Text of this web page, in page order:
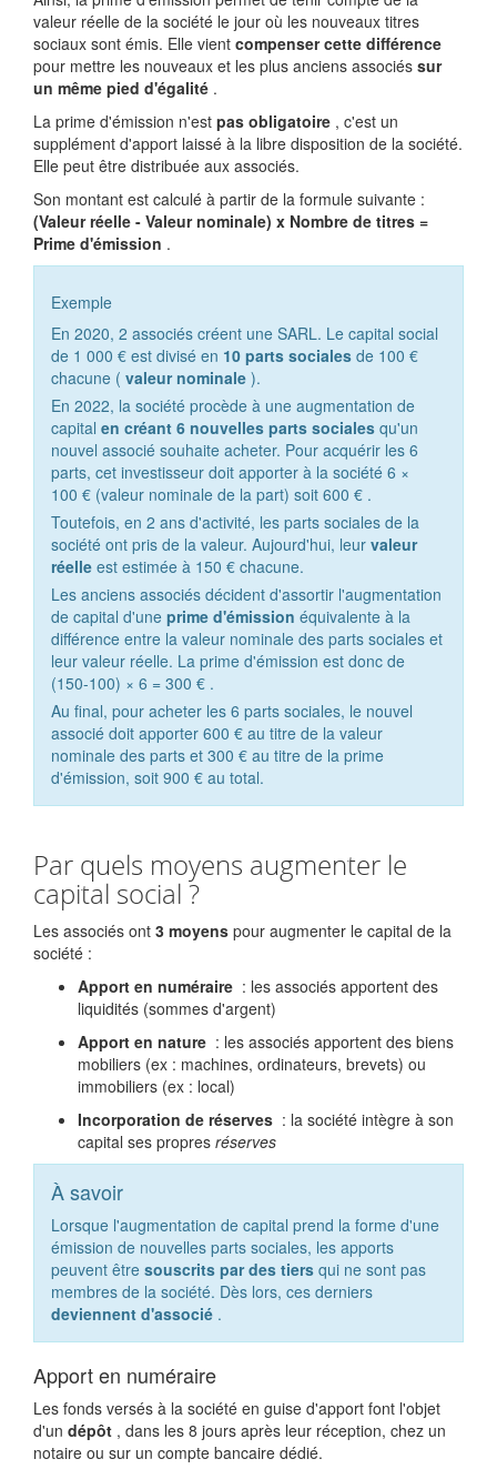
valeur réelle de la société le jour où les nouveaux titres
sociaux sont émis. Elle vient compenser cette différence
pour mettre les nouveaux et les plus anciens associés sur
un même pied d'égalité .
La prime d'émission n'est pas obligatoire , c'est un
supplément d'apport laissé à la libre disposition de la société.
Elle peut être distribuée aux associés.
Son montant est calculé à partir de la formule suivante :
(Valeur réelle - Valeur nominale) x Nombre de titres =
Prime d'émission .
Exemple
En 2020, 2 associés créent une SARL. Le capital social
de 1 000 € est divisé en 10 parts sociales de 100 €
chacune ( valeur nominale ).
En 2022, la société procède à une augmentation de
capital en créant 6 nouvelles parts sociales qu'un
nouvel associé souhaite acheter. Pour acquérir les 6
parts, cet investisseur doit apporter à la société 6 ×
100 € (valeur nominale de la part) soit 600 € .
Toutefois, en 2 ans d'activité, les parts sociales de la
société ont pris de la valeur. Aujourd'hui, leur valeur
réelle est estimée à 150 € chacune.
Les anciens associés décident d'assortir l'augmentation
de capital d'une prime d'émission équivalente à la
différence entre la valeur nominale des parts sociales et
leur valeur réelle. La prime d'émission est donc de
(150-100) × 6 = 300 € .
Au final, pour acheter les 6 parts sociales, le nouvel
associé doit apporter 600 € au titre de la valeur
nominale des parts et 300 € au titre de la prime
d'émission, soit 900 € au total.
Par quels moyens augmenter le
capital social ?
Les associés ont 3 moyens pour augmenter le capital de la
société :
Apport en numéraire : les associés apportent des
liquidités (sommes d'argent)
Apport en nature : les associés apportent des biens
mobiliers (ex : machines, ordinateurs, brevets) ou
immobiliers (ex : local)
Incorporation de réserves : la société intègre à son
capital ses propres réserves
À savoir
Lorsque l'augmentation de capital prend la forme d'une
émission de nouvelles parts sociales, les apports
peuvent être souscrits par des tiers qui ne sont pas
membres de la société. Dès lors, ces derniers
deviennent d'associé .
Apport en numéraire
Les fonds versés à la société en guise d'apport font l'objet
d'un dépôt , dans les 8 jours après leur réception, chez un
notaire ou sur un compte bancaire dédié.